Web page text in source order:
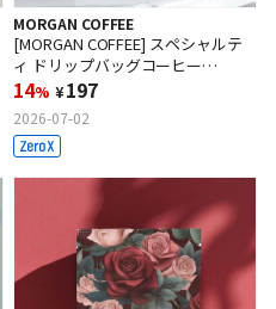
MORGAN COFFEE
[MORGAN COFFEE] スペシャルテ
ィ ドリップバッグコーヒー
（Golden Hearts）10g x 1袋
14% ¥197
2026-07-02